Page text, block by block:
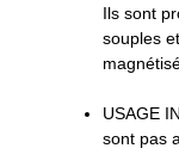
Ils sont
souples
USAGE
sont pas